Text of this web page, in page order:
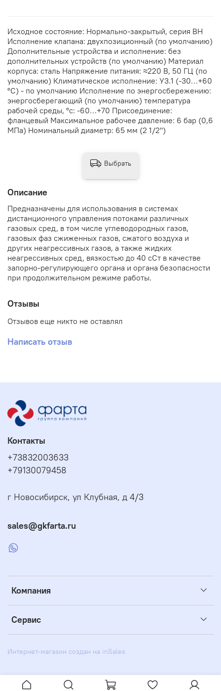
Исходное состояние: Нормально-закрытый, серия ВН
Исполнение клапана: двухпозиционный (по умолчанию)
Дополнительные устройства и исполнение: без
дополнительных устройств (по умолчанию) Материал
корпуса: сталь Напряжение питания: ≈220 В, 50 ГЦ (по
умолчанию) Климатическое исполнение: У3.1 (-30…+60
°С) - по умолчанию Исполнение по энергосбережению:
энергосберегающий (по умолчанию) температура
рабочей среды, °с: -60…+70 Присоединение:
фланцевый Максимальное рабочее давление: 6 бар (0,6
МПа) Номинальный диаметр: 65 мм (2 1/2")
Описание
Предназначены для использования в системах
дистанционного управления потоками различных
газовых сред, в том числе углеводородных газов,
газовых фаз сжиженных газов, сжатого воздуха и
других неагрессивных газов, а также жидких
неагрессивных сред, вязкостью до 40 сСт в качестве
запорно-регулирующего органа и органа безопасности
при продолжительном режиме работы.
Отзывы
Отзывов еще никто не оставлял
Написать отзыв
Выбрать
Компания
Сервис
Контакты
+73832003633
+79130079458
г Новосибирск, ул Клубная, д 4/3
sales@gkfarta.ru
Интернет-магазин создан на inSales